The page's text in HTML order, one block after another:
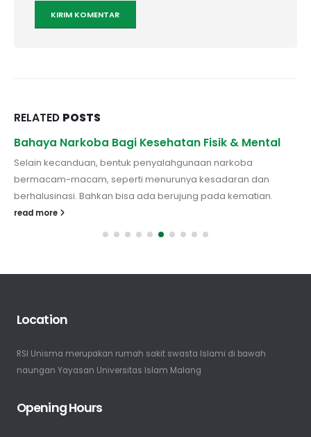
RELATED POSTS
Bahaya Narkoba Bagi Kesehatan Fisik & Mental
Selain kecanduan, bentuk penyalahgunaan narkoba
bermacam-macam, seperti menurunya kesadaran dan
berhalusinasi. Bahkan bisa ada berujung pada kematian.
read more
Location
RSI Unisma merupakan rumah sakit swasta Islami di bawah
naungan Yayasan Universitas Islam Malang
Opening Hours